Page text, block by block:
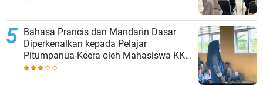
Bahasa Prancis dan Mandarin Dasar
Diperkenalkan kepada Pelajar
Pitumpanua-Keera oleh Mahasiswa KKN
Unhas di Wajo